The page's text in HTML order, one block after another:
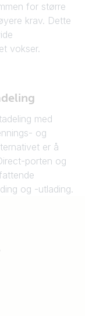
for større
krav. Dette
vokser.
med
og
er å
porten og
og -utlading.